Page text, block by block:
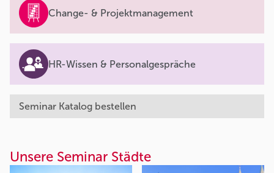
Change- & Projektmanagement
HR-Wissen & Personalgespräche
Seminar Katalog bestellen
Unsere Seminar Städte